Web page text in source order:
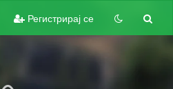
Регистрирај се